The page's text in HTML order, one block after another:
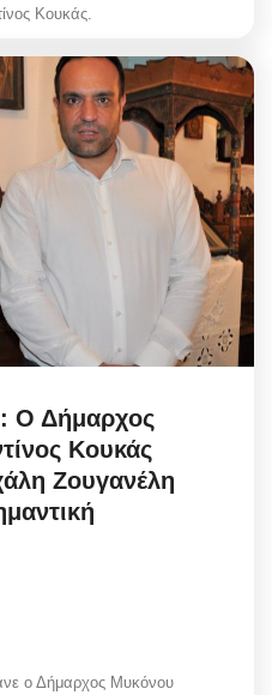
Κουκάς.
Ο Δήμαρχος
Κουκάς
Ζουγανέλη
ο Δήμαρχος Μυκόνου